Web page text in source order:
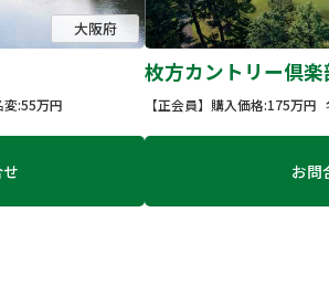
大阪府
変:55万円
枚方カントリー倶楽
【正会員】 購入価格:175万円
お問